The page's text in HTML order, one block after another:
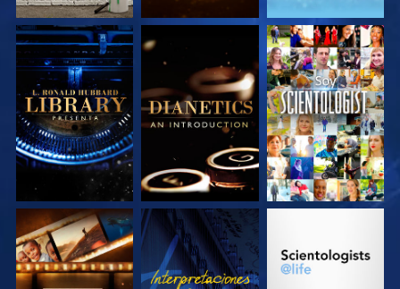
EXPLORA LAS
SERIES
EXPLORA LAS
SERIES
VE
EXPLORA LAS
SERIES
VE
EXPLORA LAS